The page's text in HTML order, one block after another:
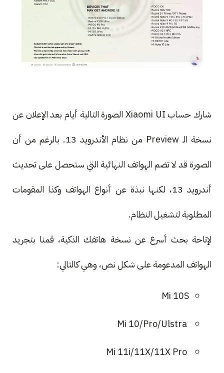
شارك حساب Xiaomi UI الصورة التالية أيام بعد الإعلان عن
نسخة الـ Preview من نظام الأندرويد 13. بالرغم من أن
الصورة قد لا تضم الهواتف النهائية التي ستحصل على تحديث
أندرويد 13، لكنها نبذة عن أنواع الهواتف وكذا المقومات
المطلوبة لتشغيل النظام.
لإتاحة بحث أسرع عن نسخة هاتفك الذكية، قمنا بتجريد
الهواتف المدعومة على شكل نص، وهي كالتالي:
Mi 10S